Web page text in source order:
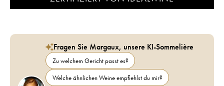
Fragen Sie Margaux, unsere KI-Sommelière
Zu welchem Gericht passt es?
Welche ähnlichen Weine empfiehlst du mir?